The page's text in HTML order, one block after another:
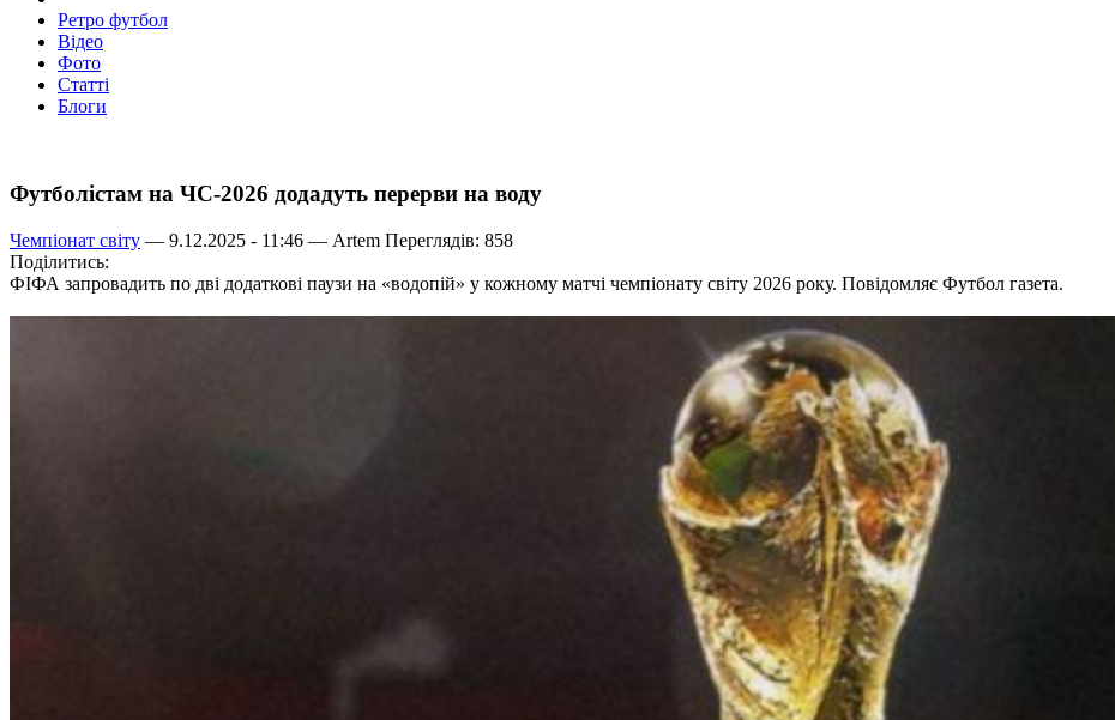
Ретро футбол
Відео
Фото
Статті
Блоги
Футболістам на ЧС-2026 додадуть перерви на воду
Чемпіонат світу — 9.12.2025 - 11:46 — Artem Переглядів: 858
Поділитись:
ФІФА запровадить по дві додаткові паузи на «водопій» у кожному матчі чемпіонату світу 2026 року. Повідомляє Футбол газета.